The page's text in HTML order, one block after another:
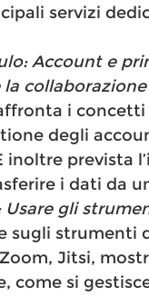
servizi
Account e
la
i
degli
inoltre prevista
i dati da
Usare gli
sugli strumenti
Jitsi,
come si